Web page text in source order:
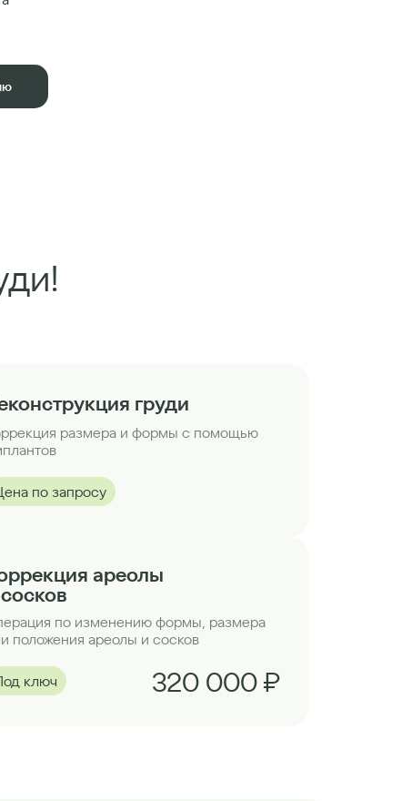
груди
размера и формы с помощью
по запросу
ареолы
по изменению формы, размера
положения ареолы и сосков
ключ 320 000 ₽